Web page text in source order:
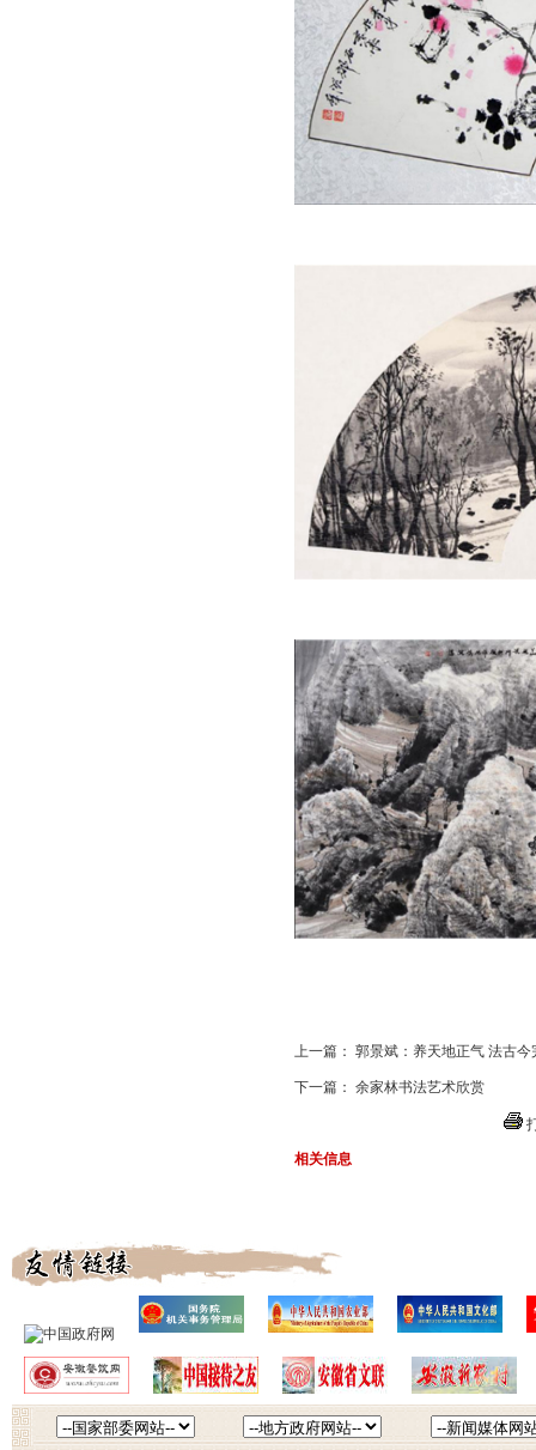
上一篇： 郭景斌：养天地正气 法古今
下一篇： 余家林书法艺术欣赏
相关信息